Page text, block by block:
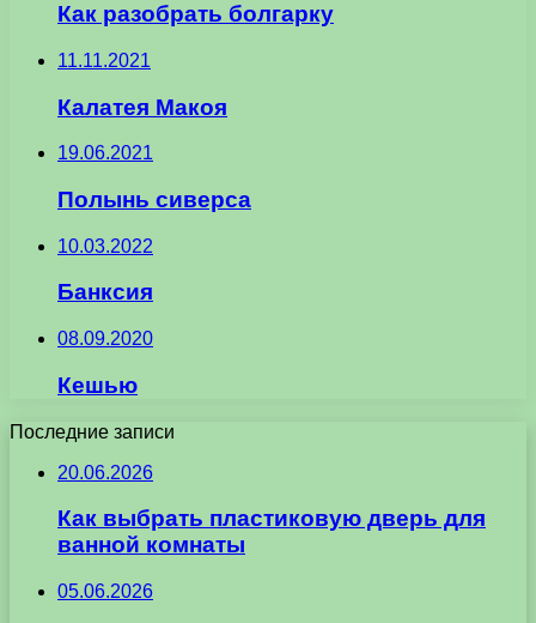
Как разобрать болгарку
11.11.2021
Калатея Макоя
19.06.2021
Полынь сиверса
10.03.2022
Банксия
08.09.2020
Кешью
Последние записи
20.06.2026
Как выбрать пластиковую дверь для
ванной комнаты
05.06.2026